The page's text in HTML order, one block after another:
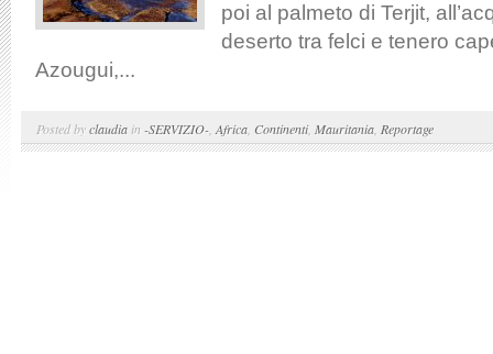
poi al palmeto di Terjit,
deserto tra felci e tenero
Azougui,...
Posted byclaudia in -SERVIZIO- Africa Continenti, Mauritania Reportage